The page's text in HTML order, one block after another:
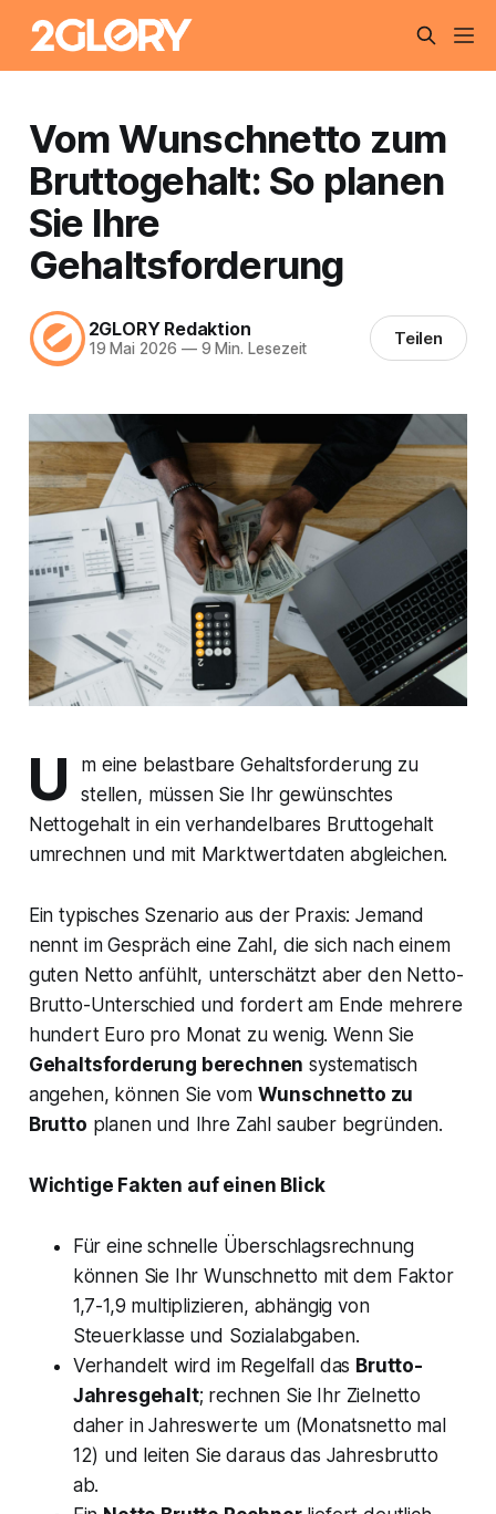
Vom Wunschnetto zum
Bruttogehalt: So planen
Sie Ihre
Gehaltsforderung
2GLORY Redaktion
19 Mai 2026 —9 Min. Lesezeit Teilen
U
m eine belastbare Gehaltsforderung zu
stellen, müssen Sie Ihr gewünschtes
Nettogehalt in ein verhandelbares Bruttogehalt
umrechnen und mit Marktwertdaten abgleichen.
Ein typisches Szenario aus der Praxis: Jemand
nennt im Gespräch eine Zahl, die sich nach einem
guten Netto anfühlt, unterschätzt aber den Netto-
Brutto-Unterschied und fordert am Ende mehrere
hundert Euro pro Monat zu wenig. Wenn Sie
Gehaltsforderung berechnen systematisch
angehen, können Sie vom Wunschnetto zu
Brutto planen und Ihre Zahl sauber begründen.
Wichtige Fakten auf einen Blick
Für eine schnelle Überschlagsrechnung
können Sie Ihr Wunschnetto mit dem Faktor
1,7-1,9 multiplizieren, abhängig von
Steuerklasse und Sozialabgaben.
Verhandelt wird im Regelfall das Brutto-
Jahresgehalt; rechnen Sie Ihr Zielnetto
daher in Jahreswerte um (Monatsnetto mal
12) und leiten Sie daraus das Jahresbrutto
ab.